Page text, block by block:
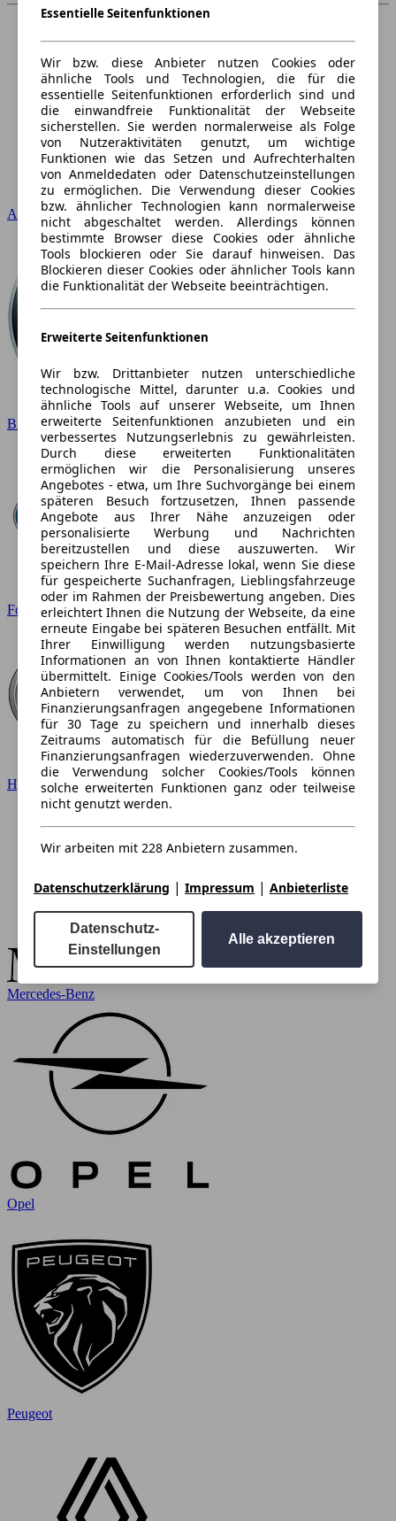
Audi
BMW
Ford
Hyundai
Mercedes-Benz
Opel
Peugeot
Essentielle Seitenfunktionen
Wir bzw. diese Anbieter nutzen Cookies oder
ähnliche Tools und Technologien, die für die
essentielle Seitenfunktionen erforderlich sind und
die einwandfreie Funktionalität der Webseite
sicherstellen. Sie werden normalerweise als Folge
von Nutzeraktivitäten genutzt, um wichtige
Funktionen wie das Setzen und Aufrechterhalten
von Anmeldedaten oder Datenschutzeinstellungen
zu ermöglichen. Die Verwendung dieser Cookies
bzw. ähnlicher Technologien kann normalerweise
nicht abgeschaltet werden. Allerdings können
bestimmte Browser diese Cookies oder ähnliche
Tools blockieren oder Sie darauf hinweisen. Das
Blockieren dieser Cookies oder ähnlicher Tools kann
die Funktionalität der Webseite beeinträchtigen.
Erweiterte Seitenfunktionen
Wir bzw. Drittanbieter nutzen unterschiedliche
technologische Mittel, darunter u.a. Cookies und
ähnliche Tools auf unserer Webseite, um Ihnen
erweiterte Seitenfunktionen anzubieten und ein
verbessertes Nutzungserlebnis zu gewährleisten.
Durch diese erweiterten Funktionalitäten
ermöglichen wir die Personalisierung unseres
Angebotes - etwa, um Ihre Suchvorgänge bei einem
späteren Besuch fortzusetzen, Ihnen passende
Angebote aus Ihrer Nähe anzuzeigen oder
personalisierte Werbung und Nachrichten
bereitzustellen und diese auszuwerten. Wir
speichern Ihre E-Mail-Adresse lokal, wenn Sie diese
für gespeicherte Suchanfragen, Lieblingsfahrzeuge
oder im Rahmen der Preisbewertung angeben. Dies
erleichtert Ihnen die Nutzung der Webseite, da eine
erneute Eingabe bei späteren Besuchen entfällt. Mit
Ihrer Einwilligung werden nutzungsbasierte
Informationen an von Ihnen kontaktierte Händler
übermittelt. Einige Cookies/Tools werden von den
Anbietern verwendet, um von Ihnen bei
Finanzierungsanfragen angegebene Informationen
für 30 Tage zu speichern und innerhalb dieses
Zeitraums automatisch für die Befüllung neuer
Finanzierungsanfragen wiederzuverwenden. Ohne
die Verwendung solcher Cookies/Tools können
solche erweiterten Funktionen ganz oder teilweise
nicht genutzt werden.
Wir arbeiten mit 228 Anbietern zusammen.
Datenschutzerklärung | Impressum | Anbieterliste
Datenschutz-
Einstellungen
Alle akzeptieren